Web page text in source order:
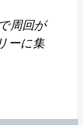
周回が
ーに集